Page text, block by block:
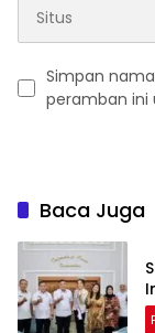
Simpan
peramban ini
Baca Juga